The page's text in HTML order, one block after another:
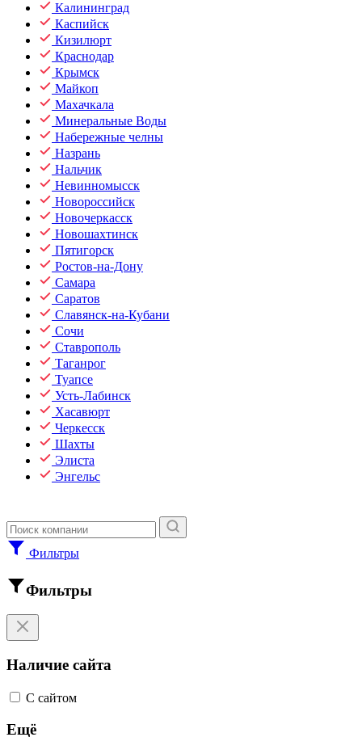
Калининград
Каспийск
Кизилюрт
Краснодар
Крымск
Майкоп
Махачкала
Минеральные Воды
Набережные челны
Назрань
Нальчик
Невинномысск
Новороссийск
Новочеркасск
Новошахтинск
Пятигорск
Ростов-на-Дону
Самара
Саратов
Славянск-на-Кубани
Сочи
Ставрополь
Таганрог
Туапсе
Усть-Лабинск
Хасавюрт
Черкесск
Шахты
Элиста
Энгельс
Фильтры
Фильтры
Наличие сайта
С сайтом
Ещё